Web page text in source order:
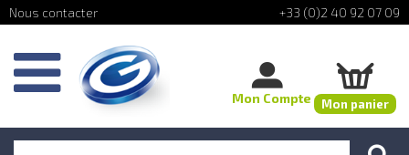
+33 (0)2 40 92 07 09
Mon Compte Mon panier